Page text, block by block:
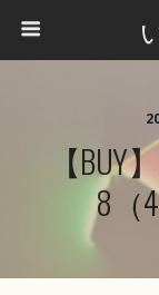
【BUY
8（